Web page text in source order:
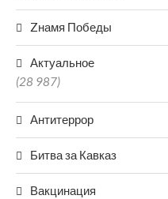
Zнамя Победы
Актуальное
(28 987)
Антитеррор
Битва за Кавказ
Вакцинация